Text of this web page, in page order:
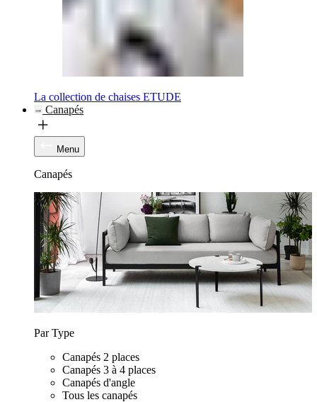
La collection de chaises ETUDE
Canapés
Menu
Canapés
Par Type
Canapés 2 places
Canapés 3 à 4 places
Canapés d'angle
Tous les canapés